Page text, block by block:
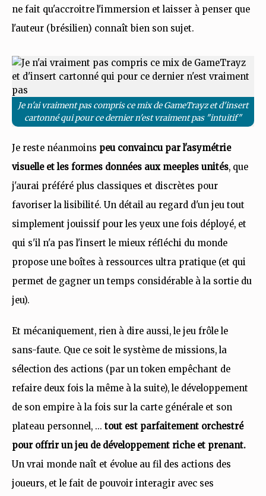
ne fait qu'accroitre l'immersion et laisser à penser que
l'auteur (brésilien) connaît bien son sujet.
Je n'ai vraiment pas compris ce mix de GameTrayz et d'insert
cartonné qui pour ce dernier n'est vraiment pas "intuitif"
Je reste néanmoins peu convaincu par l'asymétrie
visuelle et les formes données aux meeples unités, que
j'aurai préféré plus classiques et discrètes pour
favoriser la lisibilité. Un détail au regard d'un jeu tout
simplement jouissif pour les yeux une fois déployé, et
qui s'il n'a pas l'insert le mieux réfléchi du monde
propose une boîtes à ressources ultra pratique (et qui
permet de gagner un temps considérable à la sortie du
jeu).
Et mécaniquement, rien à dire aussi, le jeu frôle le
sans-faute. Que ce soit le système de missions, la
sélection des actions (par un token empêchant de
refaire deux fois la même à la suite), le développement
de son empire à la fois sur la carte générale et son
plateau personnel, ... tout est parfaitement orchestré
pour offrir un jeu de développement riche et prenant.
Un vrai monde naît et évolue au fil des actions des
joueurs, et le fait de pouvoir interagir avec ses